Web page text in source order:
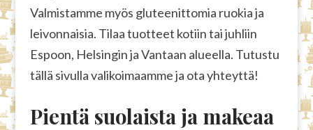
Valmistamme myös gluteenittomia ruokia ja
leivonnaisia. Tilaa tuotteet kotiin tai juhliin
Espoon, Helsingin ja Vantaan alueella. Tutustu
tällä sivulla valikoimaamme ja ota yhteyttä!
Pientä suolaista ja makeaa